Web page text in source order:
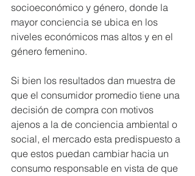
socioeconómico y género, donde la
mayor conciencia se ubica en los
niveles económicos mas altos y en el
género femenino.
Si bien los resultados dan muestra de
que el consumidor promedio tiene una
decisión de compra con motivos
ajenos a la de conciencia ambiental o
social, el mercado esta predispuesto a
que estos puedan cambiar hacia un
consumo responsable en vista de que